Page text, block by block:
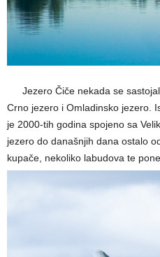
Jezero Čiče nekada se
Crno jezero i Omladinsko jezero.
je 2000-tih godina spojeno sa
jezero do današnjih dana ostalo
kupače, nekoliko labudova te